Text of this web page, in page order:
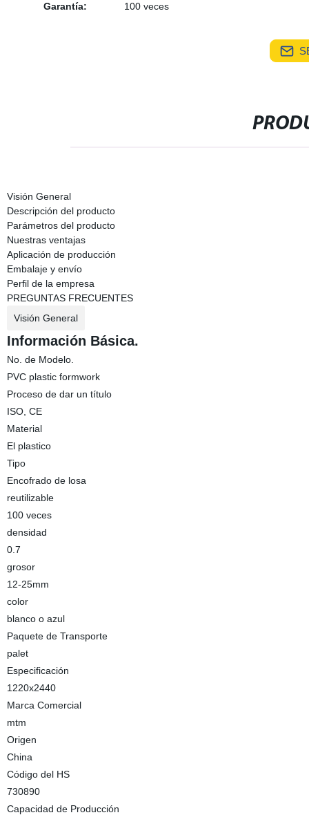
Garantía:
100 veces
Visión General
Descripción del producto
Parámetros del producto
Nuestras ventajas
Aplicación de producción
Embalaje y envío
Perfil de la empresa
PREGUNTAS FRECUENTES
Visión General
Información Básica.
No. de Modelo.
PVC plastic formwork
Proceso de dar un título
ISO, CE
Material
El plastico
Tipo
Encofrado de losa
reutilizable
100 veces
densidad
0.7
grosor
12-25mm
color
blanco o azul
Paquete de Transporte
palet
Especificación
1220x2440
Marca Comercial
mtm
Origen
China
Código del HS
730890
Capacidad de Producción